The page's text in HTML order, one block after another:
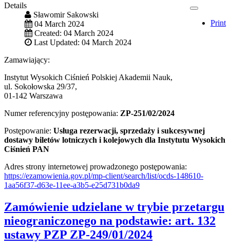
Print
Details
Sławomir Sakowski
04 March 2024
Created: 04 March 2024
Last Updated: 04 March 2024
Zamawiający:
Instytut Wysokich Ciśnień Polskiej Akademii Nauk,
ul. Sokołowska 29/37,
01-142 Warszawa
Numer referencyjny postępowania: ZP-251/02/2024
Postępowanie: Usługa rezerwacji, sprzedaży i sukcesywnej
dostawy biletów lotniczych i kolejowych dla Instytutu Wysokich
Ciśnień PAN
Adres strony internetowej prowadzonego postępowania:
https://ezamowienia.gov.pl/mp-client/search/list/ocds-148610-
1aa56f37-d63e-11ee-a3b5-e25d731b0da9
Zamówienie udzielane w trybie przetargu
nieograniczonego na podstawie: art. 132
ustawy PZP ZP-249/01/2024